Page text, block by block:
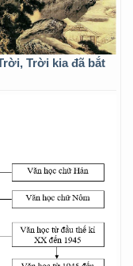
Trời kia đã bắt